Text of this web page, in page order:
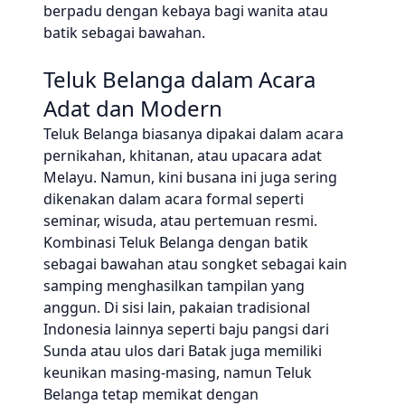
berpadu dengan kebaya bagi wanita atau
batik sebagai bawahan.
Teluk Belanga dalam Acara
Adat dan Modern
Teluk Belanga biasanya dipakai dalam acara
pernikahan, khitanan, atau upacara adat
Melayu. Namun, kini busana ini juga sering
dikenakan dalam acara formal seperti
seminar, wisuda, atau pertemuan resmi.
Kombinasi Teluk Belanga dengan batik
sebagai bawahan atau songket sebagai kain
samping menghasilkan tampilan yang
anggun. Di sisi lain, pakaian tradisional
Indonesia lainnya seperti baju pangsi dari
Sunda atau ulos dari Batak juga memiliki
keunikan masing-masing, namun Teluk
Belanga tetap memikat dengan